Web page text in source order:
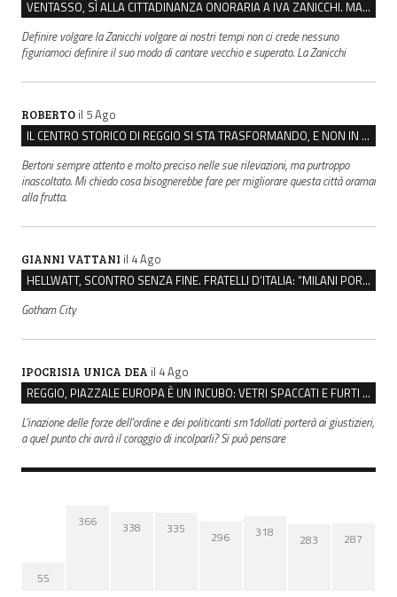
VENTASSO, SÌ ALLA CITTADINANZA ONORARIA A IVA ZANICCHI. MA BARGIACCHI: “È DI PESSIMO GUSTO”
Definire volgare la Zanicchi volgare ai nostri tempi non ci crede nessuno
figuriamoci definire il suo modo di cantare vecchio e superato. La Zanicchi
ROBERTO il 5 Ago
IL CENTRO STORICO DI REGGIO SI STA TRASFORMANDO, E NON IN MEGLIO
Bertoni sempre attento e molto preciso nelle sue rilevazioni, ma purtroppo
inascoltato. Mi chiedo cosa bisognerebbe fare per migliorare questa città oramai
alla frutta.
GIANNI VATTANI il 4 Ago
HELLWATT, SCONTRO SENZA FINE. FRATELLI D’ITALIA: “MILANI PORTA DOCUMENTI, DE FRANCO INSULTI”
Gotham City
IPOCRISIA UNICA DEA il 4 Ago
REGGIO, PIAZZALE EUROPA È UN INCUBO: VETRI SPACCATI E FURTI SULLE AUTO IN SOSTA
L'inazione delle forze dell'ordine e dei politicanti sm1dollati porterà ai giustizieri,
a quel punto chi avrà il coraggio di incolparli? Si può pensare
55
366 338 335
296 318 283 287